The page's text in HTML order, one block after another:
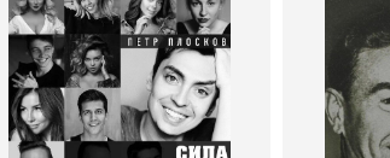
подписчиков
Автор
Петр Плосков
Издательство
Бомбора